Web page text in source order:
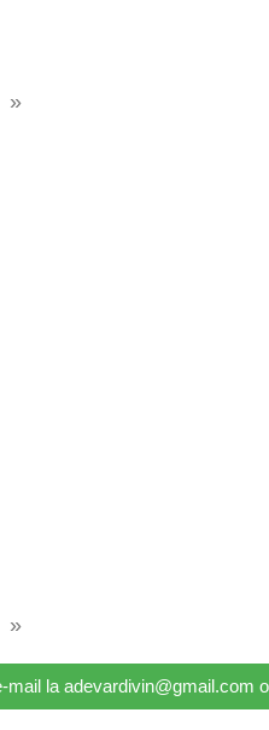
»
»
la adevardivin@gmail.com